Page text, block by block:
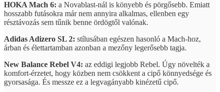
HOKA Mach 6: a Novablast-nál is könyebb és pörgősebb. Emiatt
hosszabb futásokra már nem annyira alkalmas, ellenben egy
résztávozás sem tűnik benne ördögtől valónak.
Adidas Adizero SL 2: stílusában egészen hasonló a Mach-hoz,
árban és élettartamban azonban a mezőny legerősebb tagja.
New Balance Rebel V4: az eddigi legjobb Rebel. Úgy növelték a
komfort-érzetet, hogy közben nem csökkent a cipő könnyedsége és
gyorsasága. És messze ez a legvagányabb kinézetű cipő.